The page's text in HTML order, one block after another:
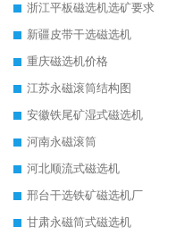
浙江平板磁选机选矿要求
新疆皮带干选磁选机
重庆磁选机价格
江苏永磁滚筒结构图
安徽铁尾矿湿式磁选机
河南永磁滚筒
河北顺流式磁选机
邢台干选铁矿磁选机厂
甘肃永磁筒式磁选机